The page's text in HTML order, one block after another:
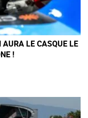
LE CASQUE LE
!